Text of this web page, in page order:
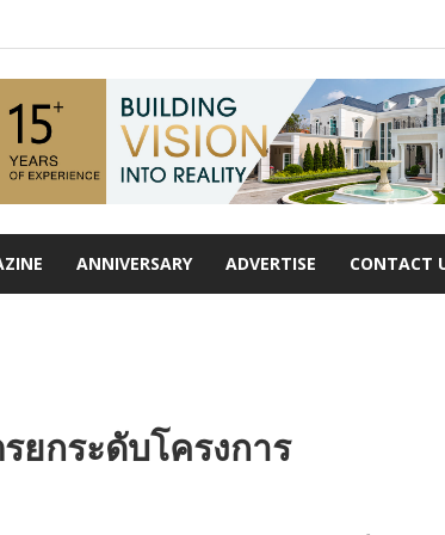
ANNIVERSARY ADVERTISE CONTACT
ยกระดับโครงการ